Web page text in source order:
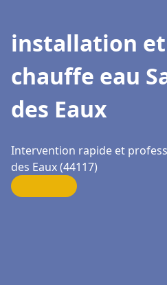
installation
chauffe eau
des Eaux
Intervention rapide et
des Eaux (44117)